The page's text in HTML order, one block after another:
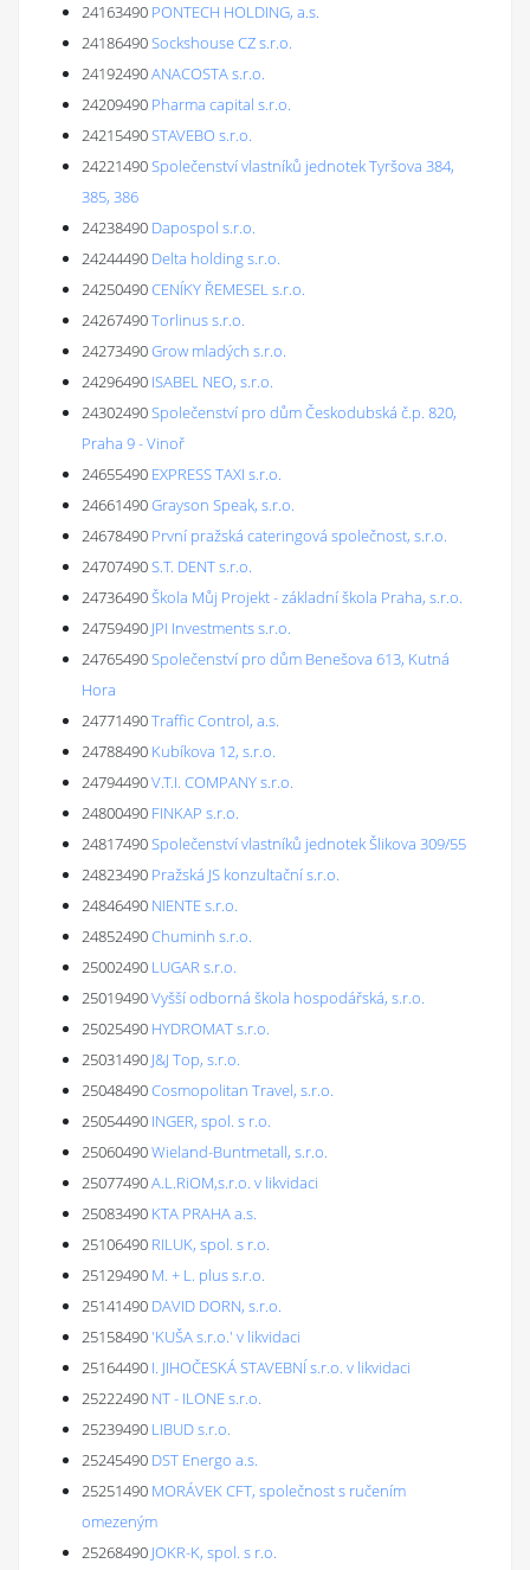
24163490 PONTECH HOLDING, a.s.
24186490Sockshouse CZ s.r.o.
24192490ANACOSTA s.r.o.
24209490 Pharma capital s.r.o.
24215490STAVEBO s.r.o.
24221490Společenství vlastníků jednotek Tyršova 384,
385, 386
24238490 Dapospol s.r.o.
24244490 Delta holding s.r.o.
24250490CENÍKY ŘEMESEL s.r.o.
24267490Torlinus s.r.o.
24273490Grow mladých s.r.o.
24296490 ISABEL NEO, s.r.o.
24302490Společenství pro dům Českodubská č.p. 820,
Praha 9 - Vinoř
24655490 EXPRESS TAXI s.r.o.
24661490Grayson Speak, s.r.o.
24678490 První pražská cateringová společnost, s.r.o.
24707490S.T. DENT s.r.o.
24736490Škola Můj Projekt - základní škola Praha, s.r.o.
24759490 JPI Investments s.r.o.
24765490Společenství pro dům Benešova 613, Kutná
Hora
24771490Traffic Control, a.s.
24788490 Kubíkova 12, s.r.o.
24794490V.T.I. COMPANY s.r.o.
24800490 FINKAP s.r.o.
24817490Společenství vlastníků jednotek Šlikova 309/55
24823490 Pražská JS konzultační s.r.o.
24846490 NIENTE s.r.o.
24852490Chuminh s.r.o.
25002490 LUGAR s.r.o.
25019490Vyšší odborná škola hospodářská, s.r.o.
25025490 HYDROMAT s.r.o.
25031490 J&J Top, s.r.o.
25048490Cosmopolitan Travel, s.r.o.
25054490 INGER, spol. s r.o.
25060490Wieland-Buntmetall, s.r.o.
25077490A.L.RiOM,s.r.o. v likvidaci
25083490 KTA PRAHA a.s.
25106490 RILUK, spol. s r.o.
25129490 M. + L. plus s.r.o.
25141490 DAVID DORN, s.r.o.
25158490'KUŠA s.r.o.' v likvidaci
25164490 I. JIHOČESKÁ STAVEBNÍ s.r.o. v likvidaci
25222490 NT - ILONE s.r.o.
25239490 LIBUD s.r.o.
25245490 DST Energo a.s.
25251490 MORÁVEK CFT, společnost s ručením
omezeným
25268490 JOKR-K, spol. s r.o.